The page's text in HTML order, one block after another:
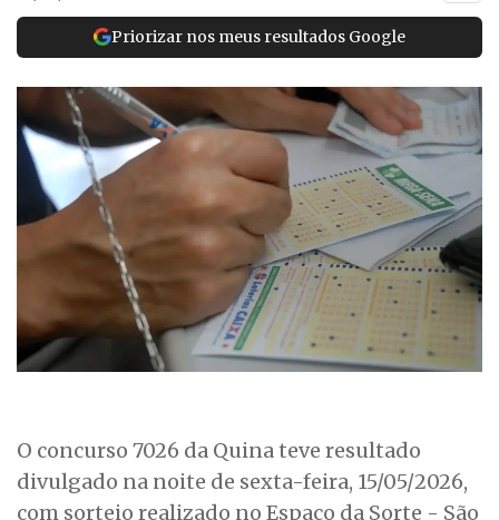
Priorizar nos meus resultados Google
O concurso 7026 da Quina teve resultado
divulgado na noite de sexta-feira, 15/05/2026,
com sorteio realizado no Espaço da Sorte - São